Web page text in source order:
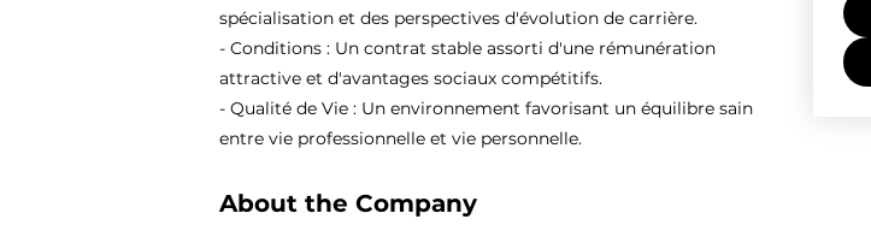
spécialisation et des perspectives d'évolution de carrière.
- Conditions : Un contrat stable assorti d'une rémunération
attractive et d'avantages sociaux compétitifs.
- Qualité de Vie : Un environnement favorisant un équilibre sain
entre vie professionnelle et vie personnelle.
About the Company